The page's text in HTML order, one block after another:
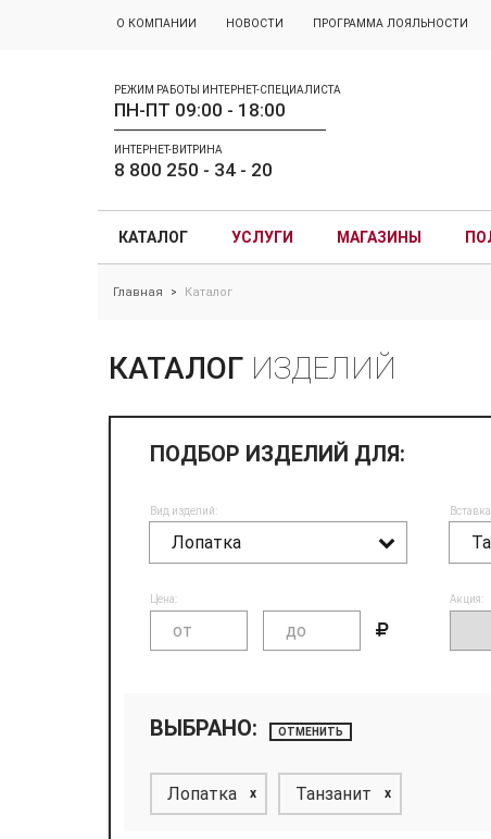
О КОМПАНИИ НОВОСТИ ПРОГРАММА ЛОЯЛЬНОСТИ
РЕЖИМ РАБОТЫ ИНТЕРНЕТ-СПЕЦИАЛИСТА
ПН-ПТ 09:00 - 18:00
ИНТЕРНЕТ-ВИТРИНА
8 800 250 - 34 - 20
КАТАЛОГ УСЛУГИ МАГАЗИНЫ
Главная > Каталог
КАТАЛОГ ИЗДЕЛИЙ
ПОДБОР ИЗДЕЛИЙ ДЛЯ:
Вид изделий:
Лопатка
Цена: Акция:
ВЫБРАНО: ОТМЕНИТЬ
Лопатка x Танзанит x